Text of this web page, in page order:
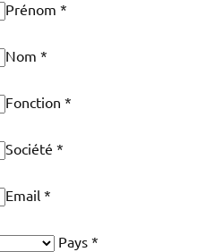
Prénom *
Nom *
Fonction *
Société *
Email *
Pays *